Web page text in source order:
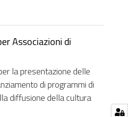
Associazioni di
la presentazione delle
di programmi di
diffusione della cultura